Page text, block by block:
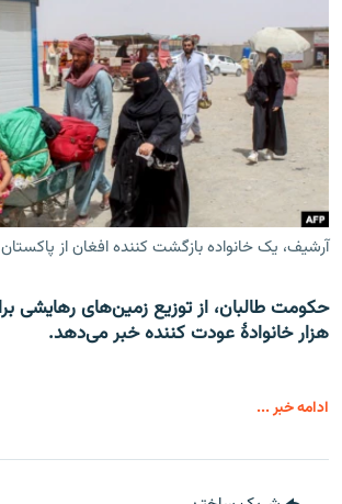
آرشیف، یک خانواده بازگشت کننده افغان از پاکستان
هزار خانوادۀ عودت کننده خبر می‌دهد.
ادامه خبر ...